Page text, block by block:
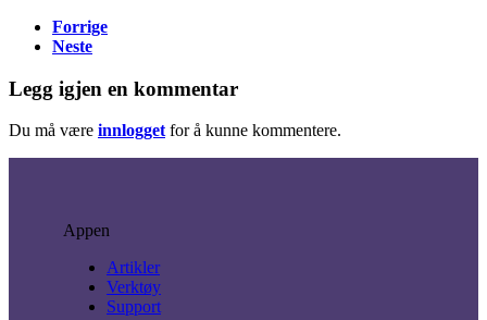
Forrige
Neste
Legg igjen en kommentar
Du må være innlogget for å kunne kommentere.
Appen
Artikler
Verktøy
Support